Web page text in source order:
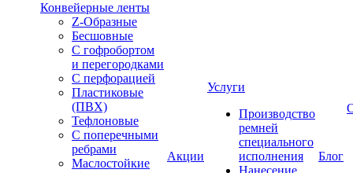
Конвейерные ленты
Z-Образные
Бесшовные
С гофробортом
и перегородками
С перфорацией
Пластиковые
(ПВХ)
Тефлоновые
С поперечными
ребрами
Маслостойкие
Акции
Услуги
Производство
ремней
специального
исполнения
Нанесение
Блог